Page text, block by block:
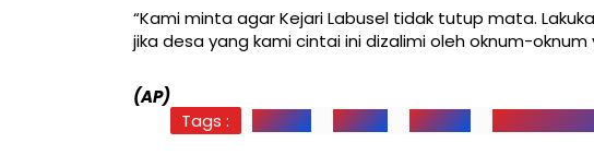
“Kami minta agar Kejari Labusel tidak tutup mata.
jika desa yang kami cintai ini dizalimi oleh oknum-
(AP)
Tags :
Daerah Hukum Labusel